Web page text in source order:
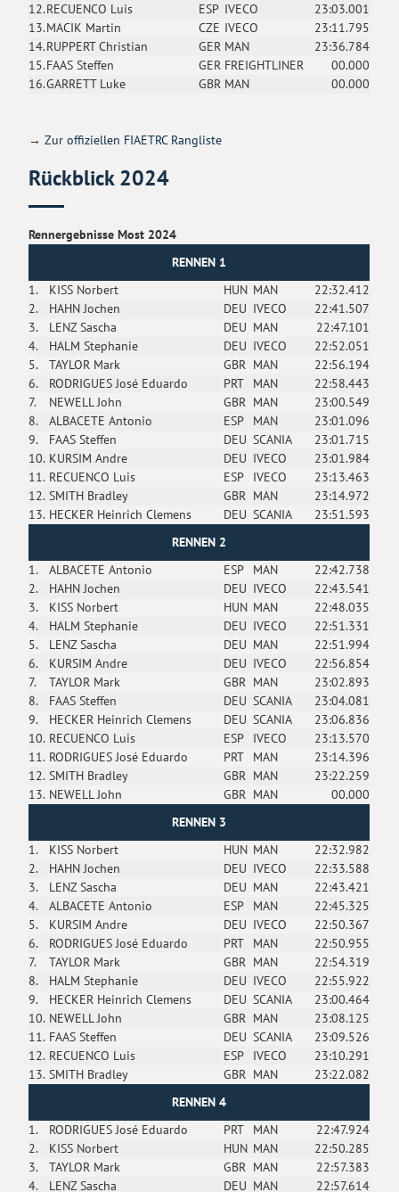
12.RECUENCO Luis ESP IVECO
23:03.001
13.MACIK Martin CZE IVECO
23:11.795
14.RUPPERT Christian GER MAN
23:36.784
15.FAAS Steffen GER FREIGHTLINER
00.000
16.GARRETT Luke GBR MAN 00.000
→Zur offiziellen FIAETRC Rangliste
Rückblick 2024
Rennergebnisse Most 2024
RENNEN 1
1.
KISS Norbert HUN MAN
22:32.412
2.
HAHN Jochen DEU IVECO
22:41.507
3.
LENZ Sascha DEU MAN
22:47.101
4.
HALM Stephanie DEU IVECO
22:52.051
5.
TAYLOR Mark GBR MAN
22:56.194
6.
RODRIGUES José Eduardo PRT MAN
22:58.443
7.
NEWELL John GBR MAN
23:00.549
8.
ALBACETE Antonio ESP MAN
23:01.096
9.
FAAS Steffen DEU SCANIA
23:01.715
10. KURSIM Andre DEU IVECO
23:01.984
11. RECUENCO Luis ESP IVECO
23:13.463
12. SMITH Bradley GBR MAN
23:14.972
13. HECKER Heinrich Clemens DEU SCANIA
23:51.593
RENNEN 2
1.
ALBACETE Antonio ESP MAN
22:42.738
2.
HAHN Jochen DEU IVECO
22:43.541
3.
KISS Norbert HUN MAN
22:48.035
4.
HALM Stephanie DEU IVECO
22:51.331
5.
LENZ Sascha DEU MAN
22:51.994
6.
KURSIM Andre DEU IVECO
22:56.854
7.
TAYLOR Mark GBR MAN
23:02.893
8.
FAAS Steffen DEU SCANIA
23:04.081
9.
HECKER Heinrich Clemens DEU SCANIA
23:06.836
10. RECUENCO Luis ESP IVECO
23:13.570
11. RODRIGUES José Eduardo PRT MAN
23:14.396
12. SMITH Bradley GBR MAN
23:22.259
13. NEWELL John GBR MAN
00.000
RENNEN 3
1.
KISS Norbert HUN MAN
22:32.982
2.
HAHN Jochen DEU IVECO
22:33.588
3.
LENZ Sascha DEU MAN
22:43.421
4.
ALBACETE Antonio ESP MAN
22:45.325
5.
KURSIM Andre DEU IVECO
22:50.367
6.
RODRIGUES José Eduardo PRT MAN
22:50.955
7.
TAYLOR Mark GBR MAN
22:54.319
8.
HALM Stephanie DEU IVECO
22:55.922
9.
HECKER Heinrich Clemens DEU SCANIA
23:00.464
10. NEWELL John GBR MAN
23:08.125
11. FAAS Steffen DEU SCANIA
23:09.526
12. RECUENCO Luis ESP IVECO
23:10.291
13. SMITH Bradley GBR MAN
23:22.082
RENNEN 4
1.
RODRIGUES José Eduardo PRT MAN
22:47.924
2.
KISS Norbert HUN MAN
22:50.285
3.
TAYLOR Mark GBR MAN
22:57.383
4.
LENZ Sascha DEU MAN 22:57.614